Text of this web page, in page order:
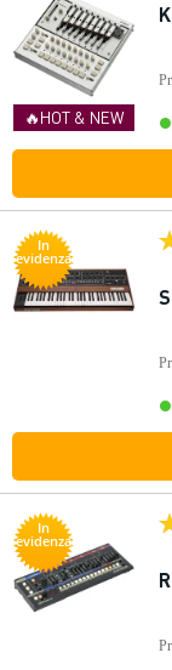
🔥HOT & NEW
In
evidenza
In
evidenza